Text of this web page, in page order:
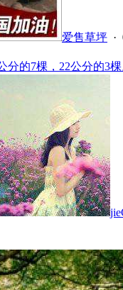
爱售草坪 ·
分的7棵，22公分的3